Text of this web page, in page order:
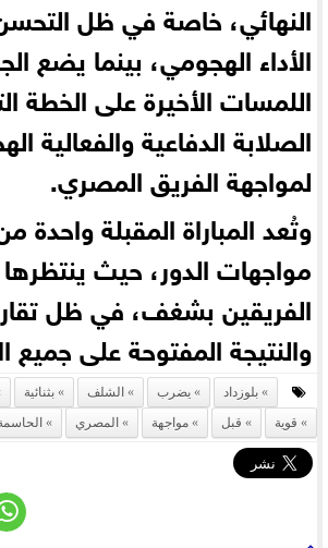
النهائي، خاصة في ظل
الأداء الهجومي، بينما يضع
اللمسات الأخيرة على الخطة
الصلابة الدفاعية والفعالية
لمواجهة الفريق المصري.
وتُعد المباراة المقبلة واحدة
مواجهات الدور، حيث
الفريقين بشغف، في ظل
والنتيجة المفتوحة على جميع
بلوزداد يضرب الشلف بثنائية
قوية
قبل مواجهة المصري